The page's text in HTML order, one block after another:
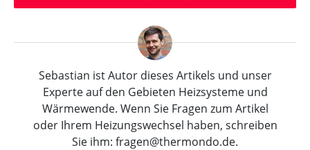
Sebastian ist Autor dieses Artikels und unser
Experte auf den Gebieten Heizsysteme und
Wärmewende. Wenn Sie Fragen zum Artikel
oder Ihrem Heizungswechsel haben, schreiben
Sie ihm: fragen@thermondo.de.